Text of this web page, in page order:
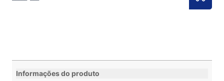
Informações do produto